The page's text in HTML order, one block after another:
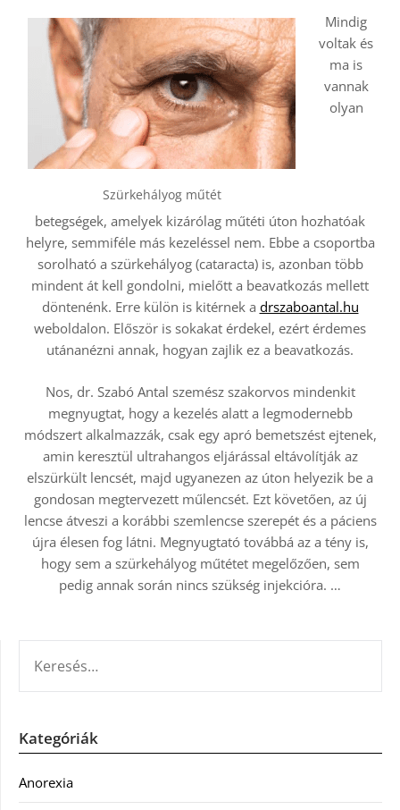
Szürkehályog műtét
Mindig
voltak és
ma is
vannak
olyan
betegségek, amelyek kizárólag műtéti úton hozhatóak
helyre, semmiféle más kezeléssel nem. Ebbe a csoportba
sorolható a szürkehályog (cataracta) is, azonban több
mindent át kell gondolni, mielőtt a beavatkozás mellett
döntenénk. Erre külön is kitérnek a drszaboantal.hu
weboldalon. Először is sokakat érdekel, ezért érdemes
utánanézni annak, hogyan zajlik ez a beavatkozás.
Nos, dr. Szabó Antal szemész szakorvos mindenkit
megnyugtat, hogy a kezelés alatt a legmodernebb
módszert alkalmazzák, csak egy apró bemetszést ejtenek,
amin keresztül ultrahangos eljárással eltávolítják az
elszürkült lencsét, majd ugyanezen az úton helyezik be a
gondosan megtervezett műlencsét. Ezt követően, az új
lencse átveszi a korábbi szemlencse szerepét és a páciens
újra élesen fog látni. Megnyugtató továbbá az a tény is,
hogy sem a szürkehályog műtétet megelőzően, sem
pedig annak során nincs szükség injekcióra. …
Kategóriák
Anorexia